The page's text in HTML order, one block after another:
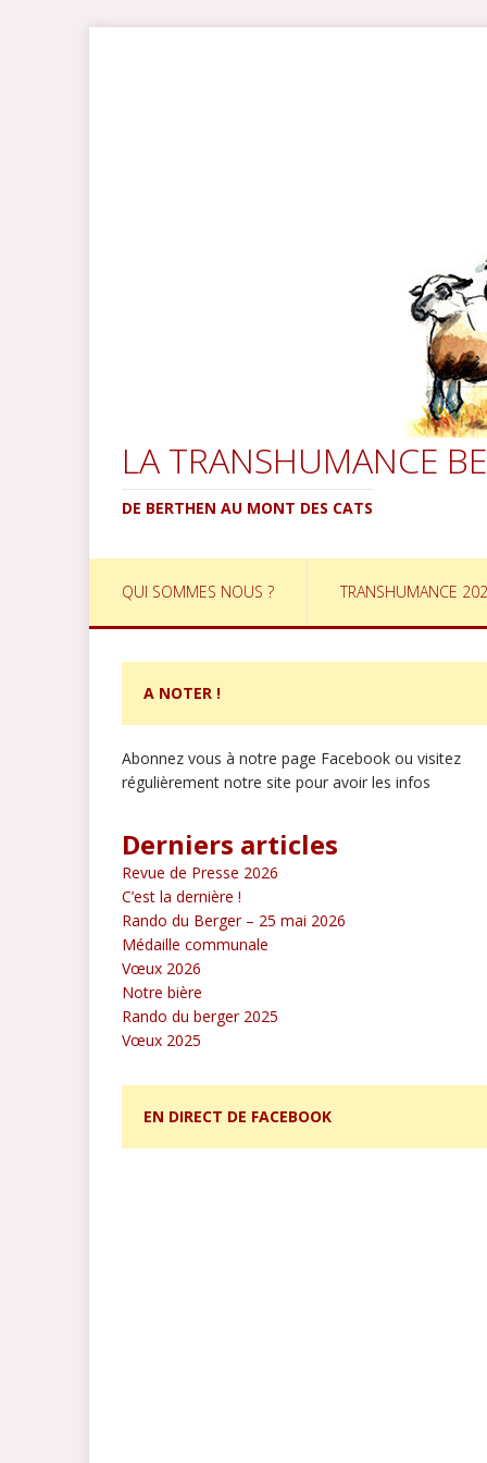
LA TRANSHUMANCE
DE BERTHEN AU MONT DES CATS
QUI SOMMES NOUS ? TRANSHUMANCE
A NOTER !
Abonnez vous à notre page Facebook ou visitez
régulièrement notre site pour avoir les infos
Derniers articles
Revue de Presse 2026
C’est la dernière !
Rando du Berger – 25 mai 2026
Médaille communale
Vœux 2026
Notre bière
Rando du berger 2025
Vœux 2025
EN DIRECT DE FACEBOOK